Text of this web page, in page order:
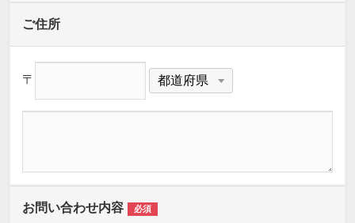
ご住所
〒
お問い合わせ内容 必須